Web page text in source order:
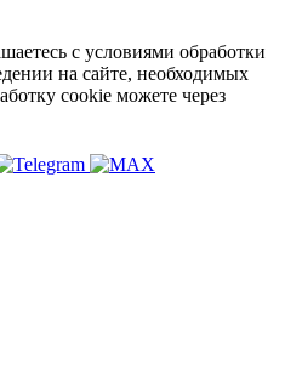
с условиями обработки
на сайте, необходимых
cookie можете через